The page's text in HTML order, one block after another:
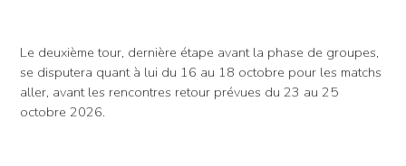
Le deuxième tour, dernière étape avant la phase de groupes,
se disputera quant à lui du 16 au 18 octobre pour les matchs
aller, avant les rencontres retour prévues du 23 au 25
octobre 2026.